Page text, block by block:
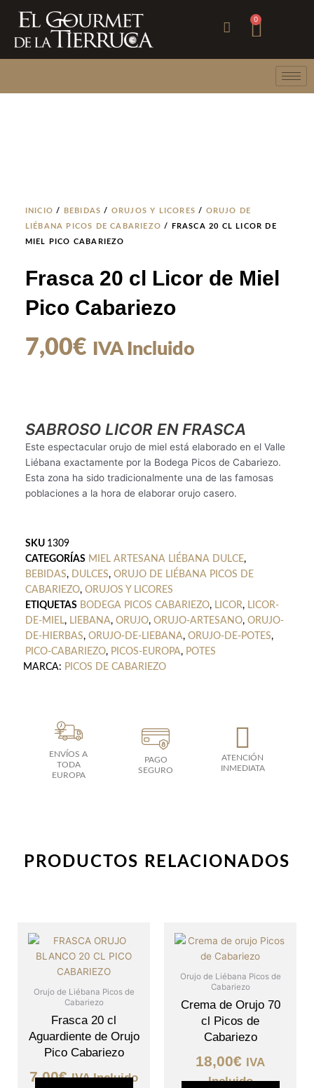
contenido
0
INICIO / BEBIDAS / ORUJOS Y LICORES / ORUJO DE
LIÉBANA PICOS DE CABARIEZO / FRASCA 20 CL LICOR DE
MIEL PICO CABARIEZO
Frasca 20 cl Licor de Miel
Pico Cabariezo
7,00€ IVA Incluido
SABROSO LICOR EN FRASCA
Este espectacular orujo de miel está elaborado en el Valle
Liébana exactamente por la Bodega Picos de Cabariezo.
Esta zona ha sido tradicionalmente una de las famosas
poblaciones a la hora de elaborar orujo casero.
SKU 1309
CATEGORÍAS MIEL ARTESANA LIÉBANA DULCE,
BEBIDAS, DULCES, ORUJO DE LIÉBANA PICOS DE
CABARIEZO, ORUJOS Y LICORES
ETIQUETAS BODEGA PICOS CABARIEZO, LICOR, LICOR-
DE-MIEL, LIEBANA, ORUJO, ORUJO-ARTESANO, ORUJO-
DE-HIERBAS, ORUJO-DE-LIEBANA, ORUJO-DE-POTES,
PICO-CABARIEZO, PICOS-EUROPA, POTES
MARCA: PICOS DE CABARIEZO
ENVÍOS A
TODA
EUROPA
PAGO
SEGURO
ATENCIÓN
INMEDIATA
PRODUCTOS RELACIONADOS
Orujo de Liébana Picos de
Cabariezo
Frasca 20 cl
Aguardiente de Orujo
Pico Cabariezo
7,00€ IVA Incluido
Orujo de Liébana Picos de
Cabariezo
Crema de Orujo 70
cl Picos de
Cabariezo
18,00€ IVA
Incluido